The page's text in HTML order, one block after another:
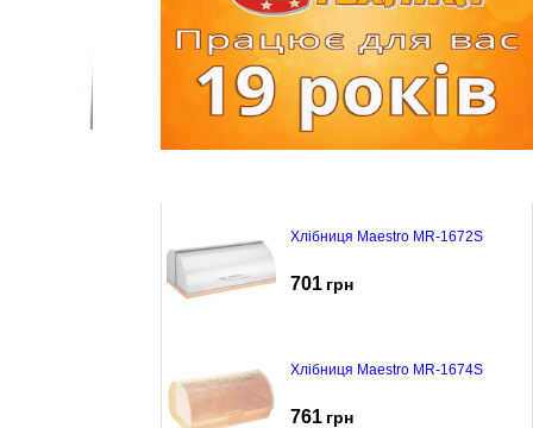
Хлібниця Maestro MR-1672S
701 грн
Хлібниця Maestro MR-1674S
761 грн